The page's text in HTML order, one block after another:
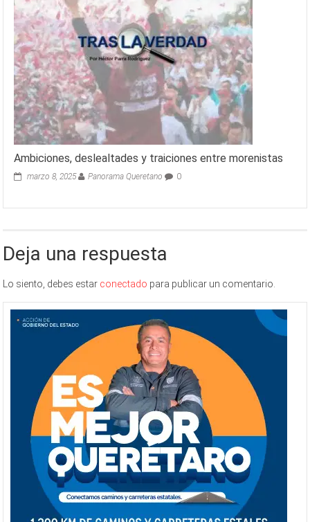
Ambiciones, deslealtades y traiciones entre morenistas
marzo 8, 2025 Panorama Queretano 0
Deja una respuesta
Lo siento, debes estar conectado para publicar un comentario.